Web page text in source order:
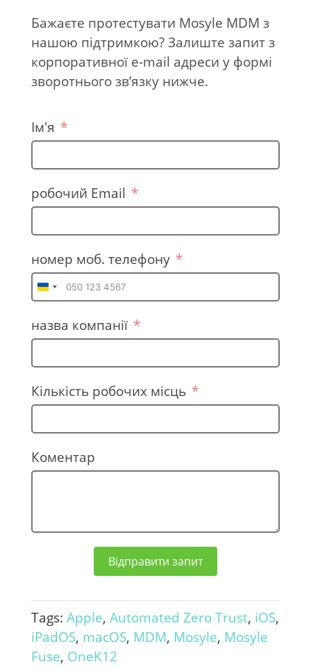
Бажаєте протестувати Mosyle MDM з
нашою підтримкою? Залиште запит з
корпоративної e-mail адреси у формі
зворотнього зв’язку нижче.
Ім'я
робочий Email
номер моб. телефону
U
r
i
n
e
+
8
назва компанії
Кількість робочих місць
Коментар
Відправити запит
Tags: Apple, Automated Zero Trust, iOS,
iPadOS, macOS, MDM, Mosyle, Mosyle
Fuse, OneK12